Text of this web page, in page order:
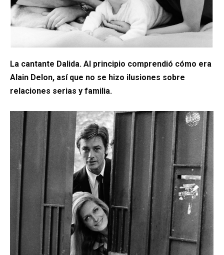
La cantante Dalida. Al principio comprendió cómo era
Alain Delon, así que no se hizo ilusiones sobre
relaciones serias y familia.